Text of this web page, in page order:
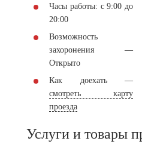
Часы работы: с 9:00 до
20:00
Возможность
захоронения —
Открыто
Как доехать —
смотреть карту
проезда
Услуги и товары